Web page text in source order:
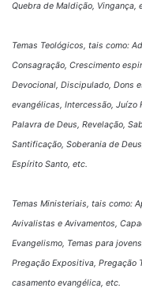
Quebra de Maldição, Vingança,
Temas Teológicos, tais como:
Consagração, Crescimento
Devocional, Discipulado, Dons
evangélicas, Intercessão, Juízo
Palavra de Deus, Revelação,
Santificação, Soberania de
Espírito Santo, etc.
Temas Ministeriais, tais como:
Avivalistas e Avivamentos,
Evangelismo, Temas para
Pregação Expositiva, Pregação
casamento evangélica, etc.